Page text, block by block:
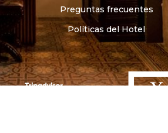
Preguntas frecuentes
Políticas del Hotel